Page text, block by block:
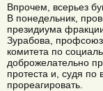
Впрочем, всерьез
В понедельник,
президиума
Зурабова,
комитета по
доброжелательно
протеста и, судя по
прореагировать.